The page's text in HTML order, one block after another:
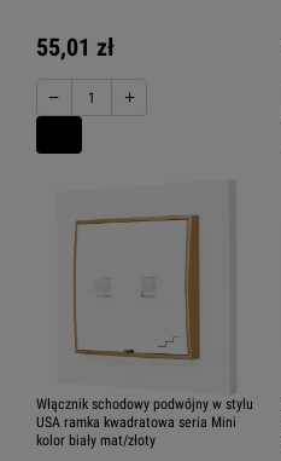
55,01 zł
− +
Włącznik schodowy podwójny w stylu
USA ramka kwadratowa seria Mini
kolor biały mat/złoty